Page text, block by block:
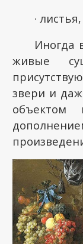
·
Иногда
живые
звери и